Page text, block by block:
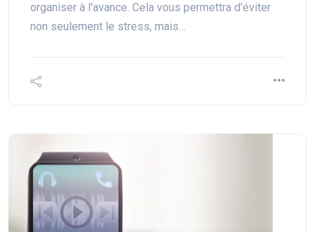
organiser à l'avance. Cela vous permettra d'éviter
non seulement le stress, mais…